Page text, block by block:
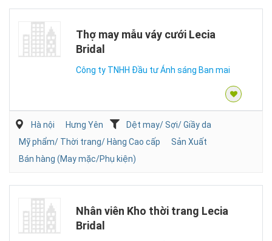
Thợ may mẫu váy cưới Lecia
Bridal
Công ty TNHH Đầu tư Ánh sáng Ban mai
Hà nội Hưng Yên
Dệt may/ Sợi/ Giầy da
Mỹ phẩm/ Thời trang/ Hàng Cao cấp
Sản Xuất
Bán hàng (May mặc/Phụ kiện)
Nhân viên Kho thời trang Lecia
Bridal